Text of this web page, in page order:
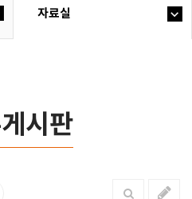
자료실
시판